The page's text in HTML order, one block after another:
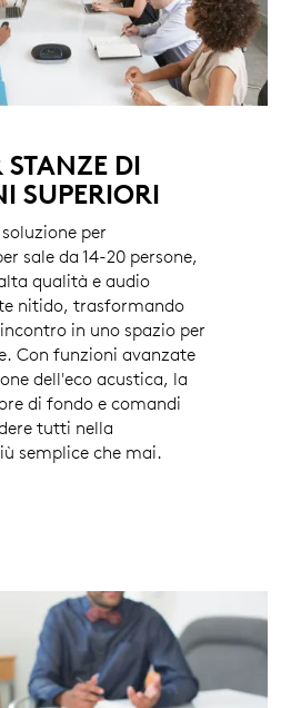
STANZE DI
SUPERIORI
per
sale da 14-20 persone,
qualità e audio
nitido, trasformando
in uno spazio per
Con funzioni avanzate
dell'eco acustica, la
di fondo e comandi
tutti nella
semplice che mai.